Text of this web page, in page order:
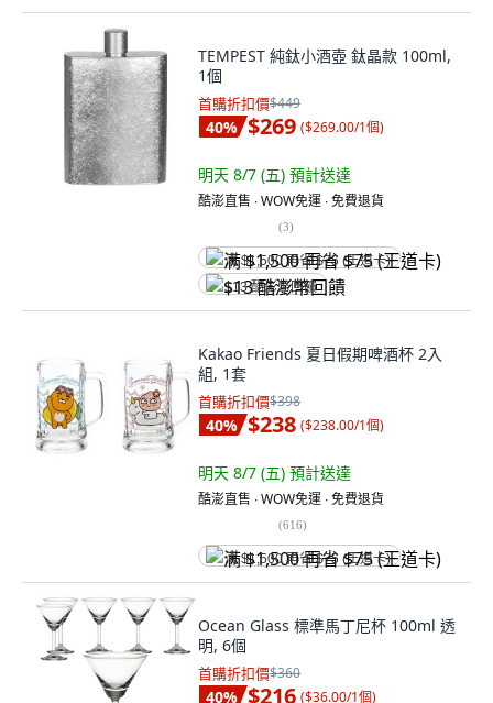
TEMPEST 純鈦小酒壺 鈦晶款 100ml,
1個
首購折扣價$449
40% $269 ($269.00/1個)
明天 8/7 (五) 預計送達
酷澎直售 ∙ WOW免運 ∙ 免費退貨
(3)
满 $1,500 再省 $75 (王道卡)
$13 酷澎幣回饋
Kakao Friends 夏日假期啤酒杯 2入
組, 1套
首購折扣價$398
40% $238 ($238.00/1個)
明天 8/7 (五) 預計送達
酷澎直售 ∙ WOW免運 ∙ 免費退貨
(616)
满 $1,500 再省 $75 (王道卡)
Ocean Glass 標準馬丁尼杯 100ml 透
明, 6個
首購折扣價$360
40% $216 ($36.00/1個)